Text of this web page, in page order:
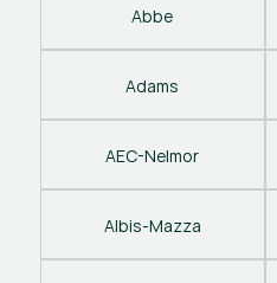
Abbe
Adams
AEC-Nelmor
Albis-Mazza